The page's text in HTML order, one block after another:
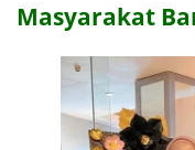
Masyarakat